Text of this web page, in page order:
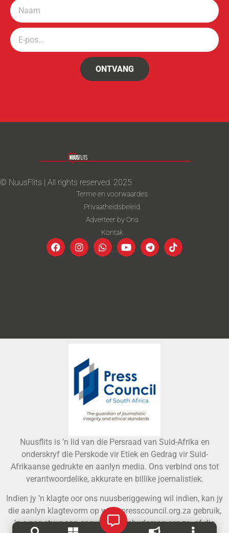
ONTVANG
© NuusFlits | All rights reserved. 2025
Terme en voorwaardes
Privaatheidsbeleid
Adverteer by Ons
Kontak
Nuusflits is ’n lid van die Persraad van Suid-Afrika en
onderskryf die Perskode vir Etiek en Gedrag vir Suid-
Afrikaanse gedrukte en aanlyn media. Ons verbind ons tot
verantwoordelike, akkurate en billike joernalistiek.
Indien jy ’n klagte oor ons nuusberiggewing wil indien, kan jy
die aanlyn klagtevorm op www.presscouncil.org.za gebruik,
’n e-pos stuur aanenquiries@ombudsman.org.za, of die